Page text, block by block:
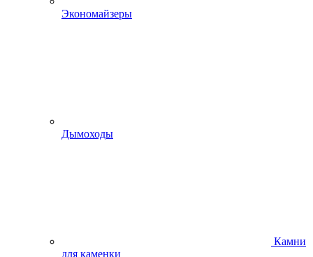
Экономайзеры
Дымоходы
Камни
для каменки